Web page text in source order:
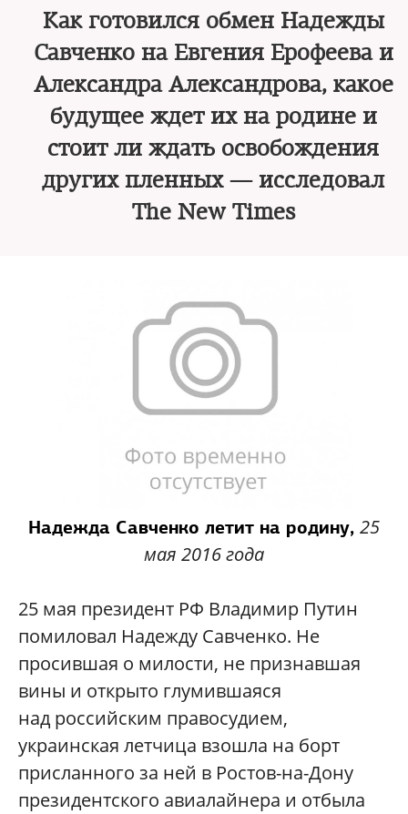
Как готовился обмен Надежды
Савченко на Евгения Ерофеева и
Александра Александрова, какое
будущее ждет их на родине и
стоит ли ждать освобождения
других пленных — исследовал
The New Times
Надежда Савченко летит на родину, 25
мая 2016 года
25 мая президент РФ Владимир Путин
помиловал Надежду Савченко. Не
просившая о милости, не признавшая
вины и открыто глумившаяся
над российским правосудием,
украинская летчица взошла на борт
присланного за ней в Ростов-на-Дону
президентского авиалайнера и отбыла